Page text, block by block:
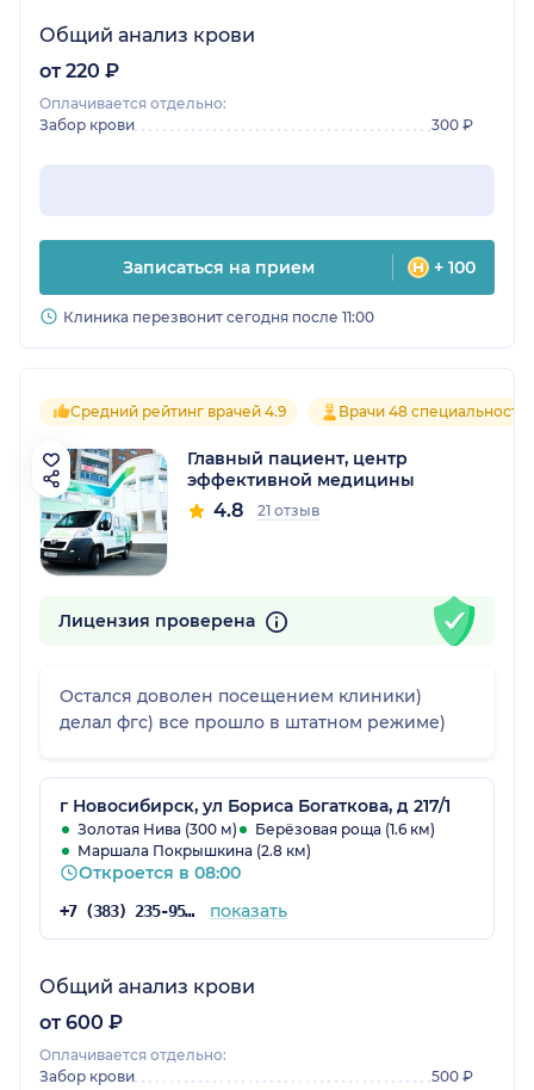
Общий анализ крови
от 220 ₽
Оплачивается отдельно:
Забор крови
300 ₽
Записаться на прием + 100
Клиника перезвонит сегодня после 11:00
Средний рейтинг врачей 4.9 Врачи 48
Главный пациент, центр
эффективной медицины
4.8 21 отзыв
Лицензия проверена
Остался доволен посещением клиники)
делал фгс) все прошло в штатном режиме)
г Новосибирск, ул Бориса Богаткова, д 217/1
Золотая Нива (300 м)
Берёзовая роща (1.6 км)
Маршала Покрышкина (2.8 км)
Откроется в 08:00
+7 (383) 235-95-84 показать
Общий анализ крови
от 600 ₽
Оплачивается отдельно:
Забор крови
500 ₽